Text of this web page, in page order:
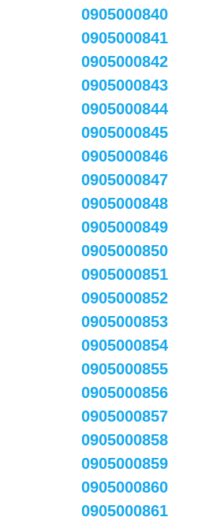
0905000840
0905000841
0905000842
0905000843
0905000844
0905000845
0905000846
0905000847
0905000848
0905000849
0905000850
0905000851
0905000852
0905000853
0905000854
0905000855
0905000856
0905000857
0905000858
0905000859
0905000860
0905000861